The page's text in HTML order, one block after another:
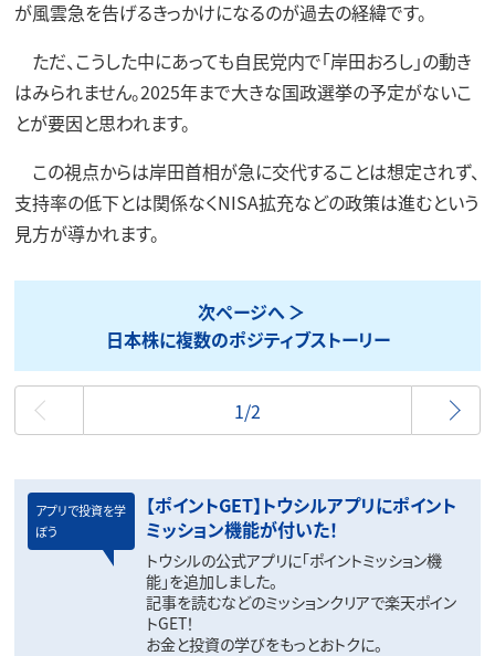
が風雲急を告げるきっかけになるのが過去の経緯です。
ただ、こうした中にあっても自民党内で「岸田おろし」の動き
はみられません。2025年まで大きな国政選挙の予定がないこ
とが要因と思われます。
この視点からは岸田首相が急に交代することは想定されず、
支持率の低下とは関係なくNISA拡充などの政策は進むという
見方が導かれます。
次ページへ
日本株に複数のポジティブストーリー
最初
1/2
アプリで投資を学
ぼう
【ポイントGET】トウシルアプリにポイント
ミッション機能が付いた！
トウシルの公式アプリに「ポイントミッション機
能」を追加しました。
記事を読むなどのミッションクリアで楽天ポイン
トGET！
お金と投資の学びをもっとおトクに。